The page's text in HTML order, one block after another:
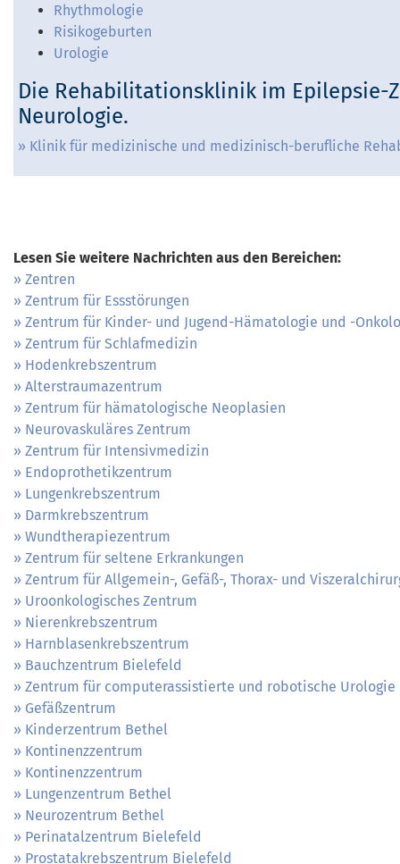
Rhythmologie
Risikogeburten
Urologie
Die Rehabilitationsklinik im Epilepsie-
Neurologie.
Klinik für medizinische und medizinisch-berufliche
Lesen Sie weitere Nachrichten aus den Bereichen:
Zentren
Zentrum für Essstörungen
Zentrum für Kinder- und Jugend-Hämatologie und -
Zentrum für Schlafmedizin
Hodenkrebszentrum
Alterstraumazentrum
Zentrum für hämatologische Neoplasien
Neurovaskuläres Zentrum
Zentrum für Intensivmedizin
Endoprothetikzentrum
Lungenkrebszentrum
Darmkrebszentrum
Wundtherapiezentrum
Zentrum für seltene Erkrankungen
Zentrum für Allgemein-, Gefäß-, Thorax- und
Uroonkologisches Zentrum
Nierenkrebszentrum
Harnblasenkrebszentrum
Bauchzentrum Bielefeld
Zentrum für computerassistierte und robotische Urologie
Gefäßzentrum
Kinderzentrum Bethel
Kontinenzzentrum
Kontinenzzentrum
Lungenzentrum Bethel
Neurozentrum Bethel
Perinatalzentrum Bielefeld
Prostatakrebszentrum Bielefeld